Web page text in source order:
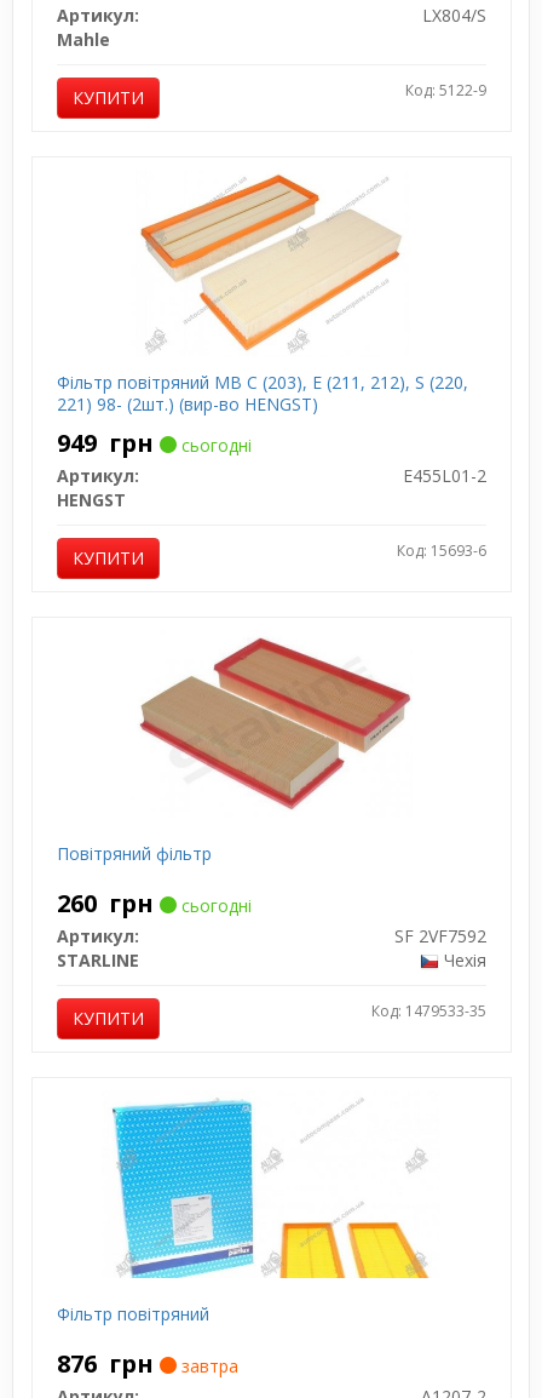
Артикул:
LX804/S
Mahle
КУПИТИ Код: 5122-9
Фільтр повітряний MB C (203), E (211, 212), S (220,
221) 98- (2шт.) (вир-во HENGST)
949 грн
сьогодні
Артикул:
E455L01-2
HENGST
КУПИТИ Код: 15693-6
Повітряний фільтр
260 грн
сьогодні
Артикул:
SF 2VF7592
STARLINE
Чехія
КУПИТИ Код: 1479533-35
Фільтр повітряний
876 грн
завтра